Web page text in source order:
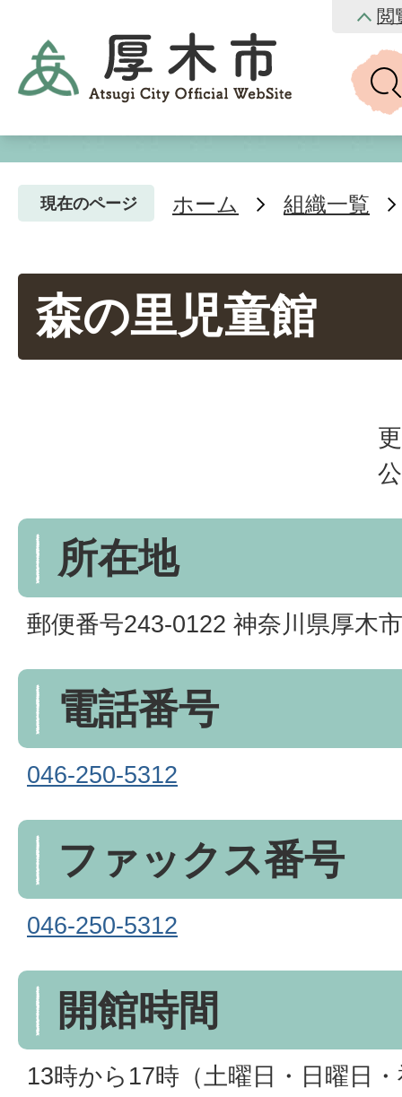
閲
現在のページ ホーム 組織一覧
森の里児童館
所在地
郵便番号243-0122 神奈川県厚木
電話番号
046-250-5312
ファックス番号
046-250-5312
開館時間
13時から17時（土曜日・日曜日